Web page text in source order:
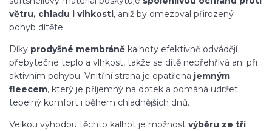
větru, chladu i vlhkosti, aniž by omezoval přirozený
pohyb dítěte.
Díky prodyšné membráně kalhoty efektivně odvádějí
přebytečné teplo a vlhkost, takže se dítě nepřehřívá ani při
aktivním pohybu. Vnitřní strana je opatřena jemným
fleecem, který je příjemný na dotek a pomáhá udržet
tepelný komfort i během chladnějších dnů.
Velkou výhodou těchto kalhot je možnost výběru ze tří